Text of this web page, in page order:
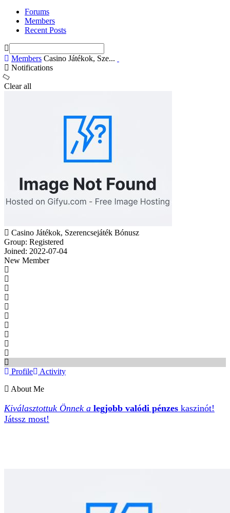
Forums
Members
Recent Posts
Members Casino Játékok, Sze...
Notifications
Clear all
Casino Játékok, Szerencsejáték Bónusz
Group: Registered
Joined: 2022-07-04
New Member
Profile
Activity
About Me
Kiválasztottuk Önnek a legjobb valódi pénzes kaszinót!
Játssz most!